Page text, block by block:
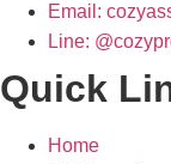
Email:
Line:
Quick
Home